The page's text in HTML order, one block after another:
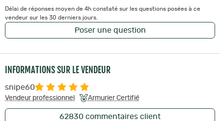
Délai de réponses moyen de 4h constaté sur les questions posées à ce
vendeur sur les 30 derniers jours.
Poser une question
INFORMATIONS SUR LE VENDEUR
snipe60
Vendeur professionnel Armurier Certifié
62830 commentaires client